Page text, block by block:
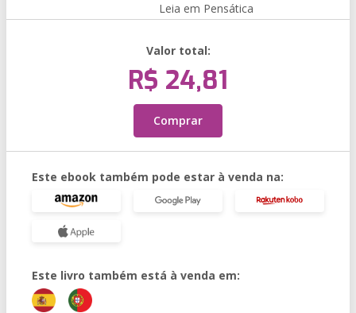
Leia em Pensática
Valor total:
R$ 24,81
Comprar
Este ebook também pode estar à venda na:
Este livro também está à venda em: